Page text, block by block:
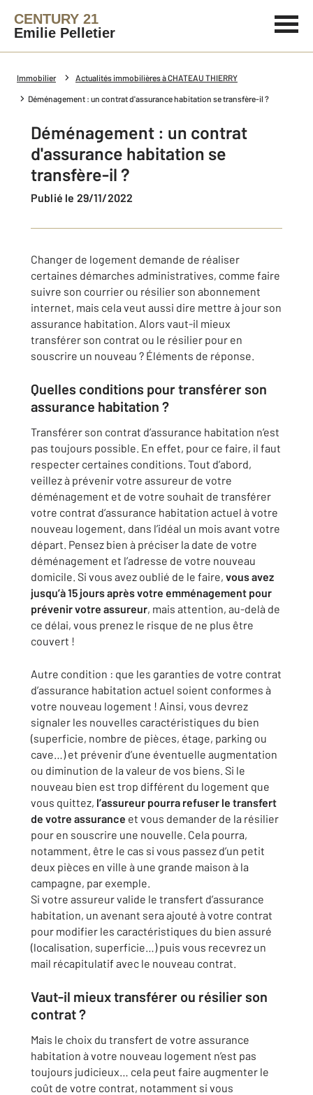
CENTURY 21
Emilie Pelletier
Immobilier Actualités immobilières à CHATEAU THIERRY
Déménagement : un contrat d'assurance habitation se transfère-il ?
Déménagement : un contrat
d'assurance habitation se
transfère-il ?
Publié le 29/11/2022
Changer de logement demande de réaliser
certaines démarches administratives, comme faire
suivre son courrier ou résilier son abonnement
internet, mais cela veut aussi dire mettre à jour son
assurance habitation. Alors vaut-il mieux
transférer son contrat ou le résilier pour en
souscrire un nouveau ? Éléments de réponse.
Quelles conditions pour transférer son
assurance habitation ?
Transférer son contrat d’assurance habitation n’est
pas toujours possible. En effet, pour ce faire, il faut
respecter certaines conditions. Tout d’abord,
veillez à prévenir votre assureur de votre
déménagement et de votre souhait de transférer
votre contrat d’assurance habitation actuel à votre
nouveau logement, dans l’idéal un mois avant votre
départ. Pensez bien à préciser la date de votre
déménagement et l’adresse de votre nouveau
domicile. Si vous avez oublié de le faire, vous avez
jusqu’à 15 jours après votre emménagement pour
prévenir votre assureur, mais attention, au-delà de
ce délai, vous prenez le risque de ne plus être
couvert !
Autre condition : que les garanties de votre contrat
d’assurance habitation actuel soient conformes à
votre nouveau logement ! Ainsi, vous devrez
signaler les nouvelles caractéristiques du bien
(superficie, nombre de pièces, étage, parking ou
cave…) et prévenir d’une éventuelle augmentation
ou diminution de la valeur de vos biens. Si le
nouveau bien est trop différent du logement que
vous quittez, l’assureur pourra refuser le transfert
de votre assurance et vous demander de la résilier
pour en souscrire une nouvelle. Cela pourra,
notamment, être le cas si vous passez d’un petit
deux pièces en ville à une grande maison à la
campagne, par exemple.
Si votre assureur valide le transfert d’assurance
habitation, un avenant sera ajouté à votre contrat
pour modifier les caractéristiques du bien assuré
(localisation, superficie…) puis vous recevrez un
mail récapitulatif avec le nouveau contrat.
Vaut-il mieux transférer ou résilier son
contrat ?
Mais le choix du transfert de votre assurance
habitation à votre nouveau logement n’est pas
toujours judicieux… cela peut faire augmenter le
coût de votre contrat, notamment si vous